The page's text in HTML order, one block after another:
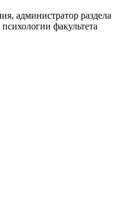
администратор раздела
факультета